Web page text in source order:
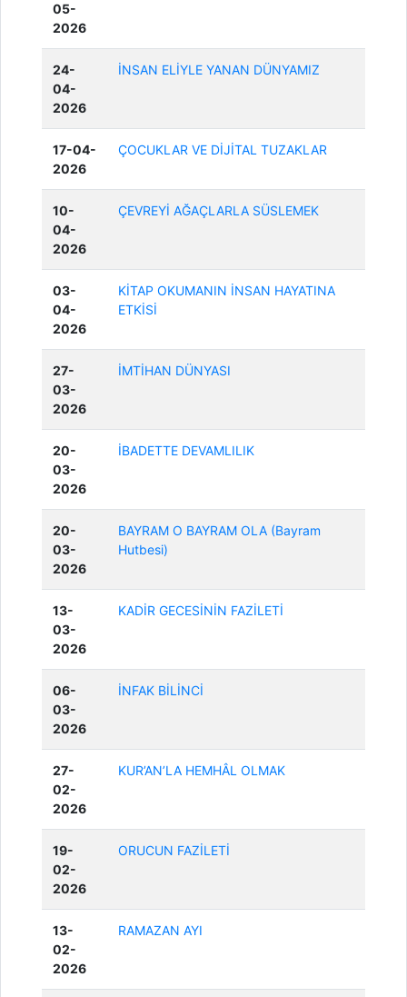
05-
2026
24-
04-
2026
İNSAN ELİYLE YANAN DÜNYAMIZ
17-04-
2026
ÇOCUKLAR VE DİJİTAL TUZAKLAR
10-
04-
2026
ÇEVREYİ AĞAÇLARLA SÜSLEMEK
03-
04-
2026
KİTAP OKUMANIN İNSAN HAYATINA
ETKİSİ
27-
03-
2026
İMTİHAN DÜNYASI
20-
03-
2026
İBADETTE DEVAMLILIK
20-
03-
2026
BAYRAM O BAYRAM OLA (Bayram
Hutbesi)
13-
03-
2026
KADİR GECESİNİN FAZİLETİ
06-
03-
2026
İNFAK BİLİNCİ
27-
02-
2026
KUR’AN’LA HEMHÂL OLMAK
19-
02-
2026
ORUCUN FAZİLETİ
13-
02-
2026
RAMAZAN AYI